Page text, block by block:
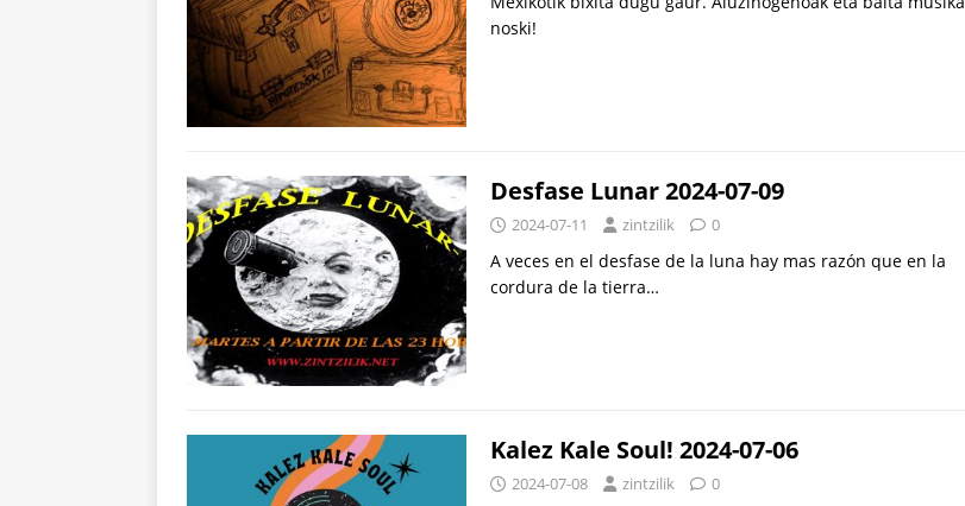
noski!
Desfase Lunar 2024-07-09
2024-07-11 zintzilik 0
A veces en el desfase de la luna hay mas razón que en la
cordura de la tierra…
Kalez Kale Soul! 2024-07-06
2024-07-08 zintzilik 0